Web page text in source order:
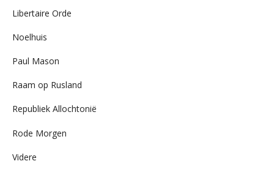
Libertaire Orde
Noelhuis
Paul Mason
Raam op Rusland
Republiek Allochtonië
Rode Morgen
Videre